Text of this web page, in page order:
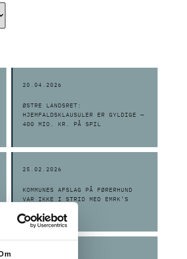
20.04.2026
ØSTRE LANDSRET:
HJEMFALDSKLAUSULER ER GYLDIGE —
400 MIO. KR. PÅ SPIL
25.02.2026
KOMMUNES AFSLAG PÅ FØRERHUND
VAR IKKE I STRID MED EMRK’S